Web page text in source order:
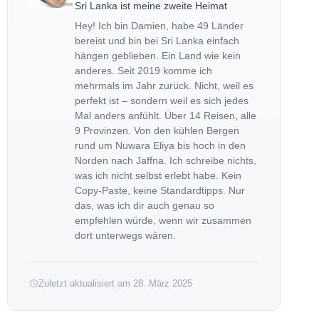
Sri Lanka ist meine zweite Heimat
Hey! Ich bin Damien, habe 49 Länder
bereist und bin bei Sri Lanka einfach
hängen geblieben. Ein Land wie kein
anderes. Seit 2019 komme ich
mehrmals im Jahr zurück. Nicht, weil es
perfekt ist – sondern weil es sich jedes
Mal anders anfühlt. Über 14 Reisen, alle
9 Provinzen. Von den kühlen Bergen
rund um Nuwara Eliya bis hoch in den
Norden nach Jaffna. Ich schreibe nichts,
was ich nicht selbst erlebt habe. Kein
Copy-Paste, keine Standardtipps. Nur
das, was ich dir auch genau so
empfehlen würde, wenn wir zusammen
dort unterwegs wären.
Zuletzt aktualisiert am 28. März 2025